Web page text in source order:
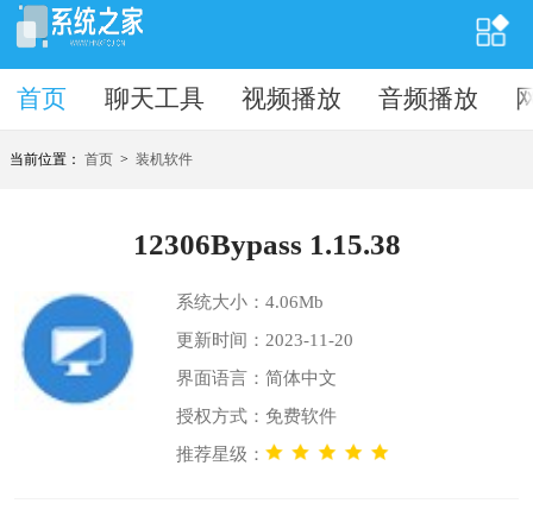
首页 聊天工具 视频播放 音频播放
首页
当前位置：首页 >装机软件
12306Bypass 1.15.38
系统大小：4.06Mb
更新时间：2023-11-20
界面语言：简体中文
授权方式：免费软件
推荐星级：